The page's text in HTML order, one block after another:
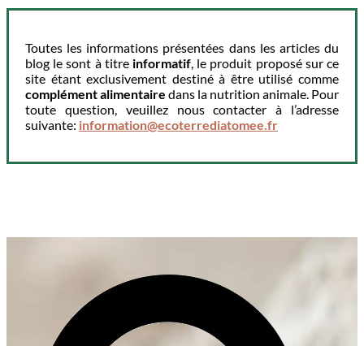
Toutes les informations présentées dans les articles du
blog le sont à titre informatif , le produit proposé sur ce
site étant exclusivement destiné à être utilisé comme
complément alimentaire dans la nutrition animale. Pour
toute question, veuillez nous contacter à l’adresse
suivante: information@ecoterrediatomee.fr